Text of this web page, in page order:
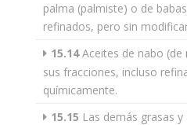
palma (palmiste) o de
refinados, pero sin
15.14Aceites de nabo (de
sus fracciones, incluso
químicamente.
15.15 Las demás grasas